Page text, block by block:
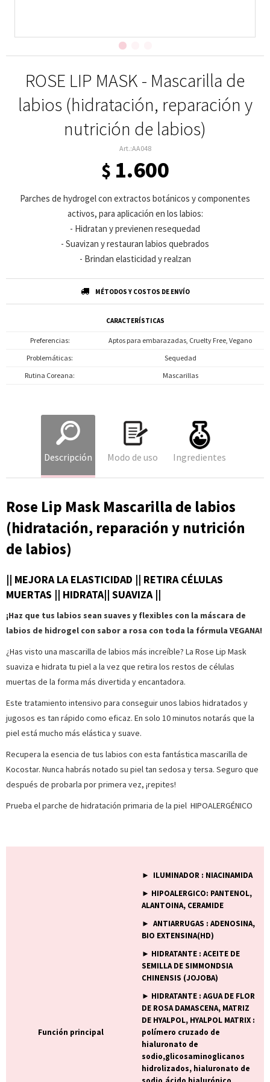
ROSE LIP MASK - Mascarilla de
labios (hidratación, reparación y
nutrición de labios)
AA048
$ 1.600
Parches de hydrogel con extractos botánicos y componentes
activos, para aplicación en los labios:
- Hidratan y previenen resequedad
- Suavizan y restauran labios quebrados
- Brindan elasticidad y realzan
MÉTODOS Y COSTOS DE ENVÍO
CARACTERÍSTICAS
Preferencias
Aptos para embarazadas, Cruelty Free, Vegano
Problemáticas
Sequedad
Rutina Coreana
Mascarillas
Descripción Modo de uso Ingredientes
Rose Lip Mask Mascarilla de labios
(hidratación, reparación y nutrición
de labios)
|| MEJORA LA ELASTICIDAD || RETIRA CÉLULAS
MUERTAS || HIDRATA|| SUAVIZA ||
¡Haz que tus labios sean suaves y flexibles con la máscara de
labios de hidrogel con sabor a rosa con toda la fórmula VEGANA!
¿Has visto una mascarilla de labios más increíble? La Rose Lip Mask
suaviza e hidrata tu piel a la vez que retira los restos de células
muertas de la forma más divertida y encantadora.
Este tratamiento intensivo para conseguir unos labios hidratados y
jugosos es tan rápido como eficaz. En solo 10 minutos notarás que la
piel está mucho más elástica y suave.
Recupera la esencia de tus labios con esta fantástica mascarilla de
Kocostar. Nunca habrás notado su piel tan sedosa y tersa. Seguro que
después de probarla por primera vez, ¡repites!
Prueba el parche de hidratación primaria de la piel HIPOALERGÉNICO
Función principal
► ILUMINADOR : NIACINAMIDA
► HIPOALERGICO: PANTENOL,
ALANTOINA, CERAMIDE
► ANTIARRUGAS : ADENOSINA,
BIO EXTENSINA(HD)
► HIDRATANTE : ACEITE DE
SEMILLA DE SIMMONDSIA
CHINENSIS (JOJOBA)
► HIDRATANTE : AGUA DE FLOR
DE ROSA DAMASCENA, MATRIZ
DE HYALPOL, HYALPOL MATRIX :
polímero cruzado de
hialuronato de
sodio,glicosaminoglicanos
hidrolizados, hialuronato de